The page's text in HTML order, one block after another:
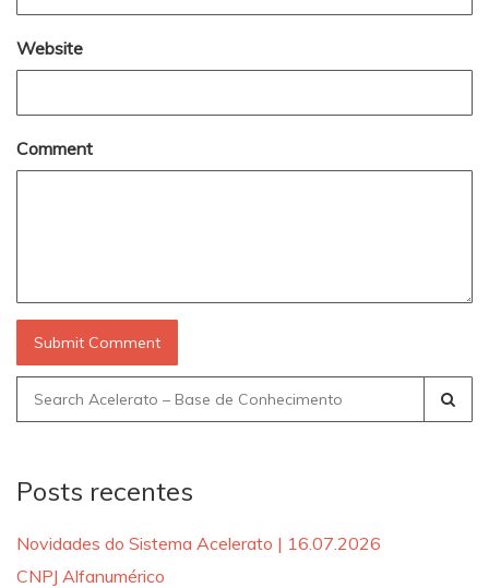
Website
Comment
Search
for:
Posts recentes
Novidades do Sistema Acelerato | 16.07.2026
CNPJ Alfanumérico